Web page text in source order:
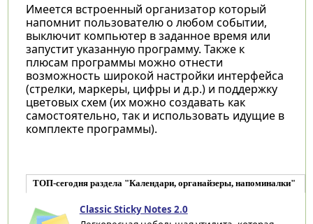
Имеется встроенный организатор который
напомнит пользователю о любом событии,
выключит компьютер в заданное время или
запустит указанную программу. Также к
плюсам программы можно отнести
возможность широкой настройки интерфейса
(стрелки, маркеры, цифры и д.р.) и поддержку
цветовых схем (их можно создавать как
самостоятельно, так и использовать идущие в
комплекте программы).
ТОП-сегодня раздела "Календари, органайзеры, напоминалки"
Classic Sticky Notes 2.0